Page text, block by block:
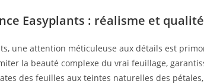
Easyplants : réalisme et qualité
une attention méticuleuse aux détails est
la beauté complexe du vrai feuillage,
des feuilles aux teintes naturelles des